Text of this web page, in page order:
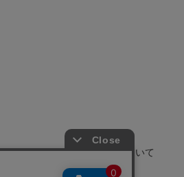
サイトポリシーについて